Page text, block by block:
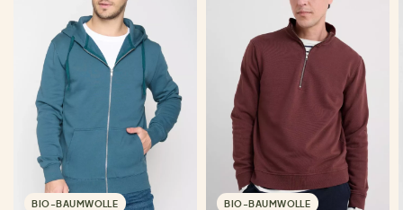
BIO-BAUMWOLLE BIO-BAUMWOLLE